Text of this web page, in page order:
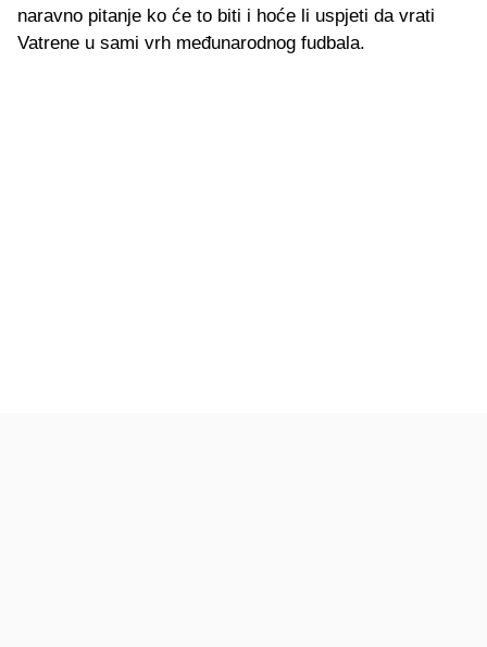
naravno pitanje ko će to biti i hoće li uspjeti da vrati
Vatrene u sami vrh međunarodnog fudbala.